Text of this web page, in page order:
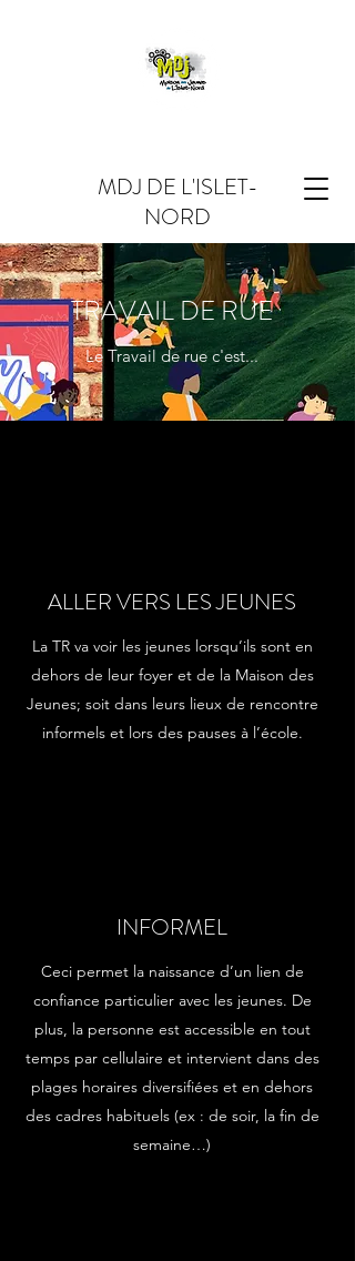
MDJ DE L'ISLET-
NORD
TRAVAIL DE RUE
Le Travail de rue c'est...
ALLER VERS LES JEUNES
La TR va voir les jeunes lorsqu’ils sont en
dehors de leur foyer et de la Maison des
Jeunes; soit dans leurs lieux de rencontre
informels et lors des pauses à l’école.
INFORMEL
Ceci permet la naissance d’un lien de
confiance particulier avec les jeunes. De
plus, la personne est accessible en tout
temps par cellulaire et intervient dans des
plages horaires diversifiées et en dehors
des cadres habituels (ex : de soir, la fin de
semaine…)